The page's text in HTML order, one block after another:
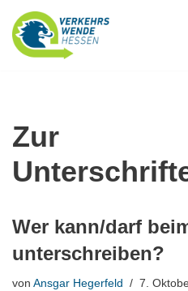
Zum
Zur
Wer kann/darf
unterschreiben?
von Ansgar Hegerfeld 7.